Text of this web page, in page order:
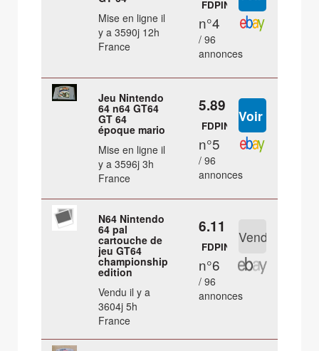
Mise en ligne il
y a 3590j 12h
France
FDPIN
n°4
/ 96
annonces
Jeu Nintendo
64 n64 GT64
GT 64
époque mario
Mise en ligne il
y a 3596j 3h
France
5.89 €
FDPIN
n°5
/ 96
annonces
N64 Nintendo
64 pal
cartouche de
jeu GT64
championship
edition
Vendu il y a
3604j 5h
France
6.11 €
FDPIN
n°6
/ 96
annonces